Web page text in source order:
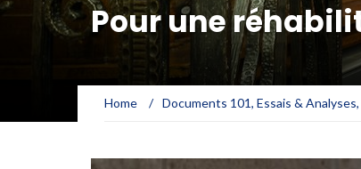
Pour une
Home / Documents 101, Essais & Analyses,